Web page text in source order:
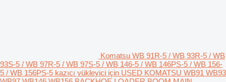
Komatsu WB 91R-5 / WB 93R-5 / WB
93S-5 / WB 97R-5 / WB 97S-5 / WB 146-5 / WB 146PS-5 / WB 156-
5 / WB 156PS-5 kazıcı yükleyici için USED KOMATSU WB91 WB93